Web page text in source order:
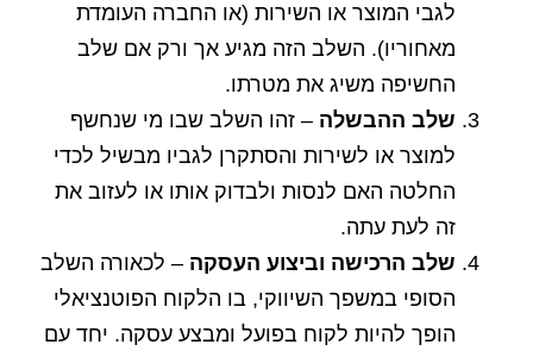
לגבי המוצר או השירות (או החברה העומדת
מאחוריו). השלב הזה מגיע אך ורק אם שלב
החשיפה משיג את מטרתו.
שלב ההבשלה – זהו השלב שבו מי שנחשף
למוצר או לשירות והסתקרן לגביו מבשיל לכדי
החלטה האם לנסות ולבדוק אותו או לעזוב את
זה לעת עתה.
שלב הרכישה וביצוע העסקה – לכאורה השלב
הסופי במשפך השיווקי, בו הלקוח הפוטנציאלי
הופך להיות לקוח בפועל ומבצע עסקה. יחד עם